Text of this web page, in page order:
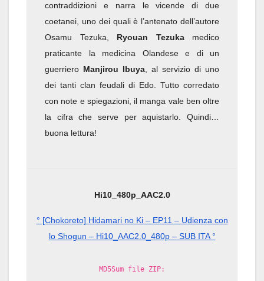
contraddizioni e narra le vicende di due
coetanei, uno dei quali è l’antenato dell’autore
Osamu Tezuka, Ryouan Tezukamedico
praticante la medicina Olandese e di un
guerriero Manjirou Ibuya , al servizio di uno
dei tanti clan feudali di Edo. Tutto corredato
con note e spiegazioni, il manga vale ben oltre
la cifra che serve per aquistarlo. Quindi…
buona lettura!
Hi10_480p_AAC2.0
° [Chokoreto] Hidamari no Ki – EP11 – Udienza con
lo Shogun – Hi10_AAC2.0_480p – SUB ITA °
MD5Sum file ZIP: